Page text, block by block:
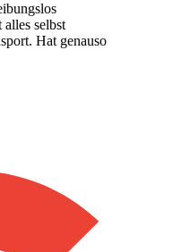
selbst
Hat genauso